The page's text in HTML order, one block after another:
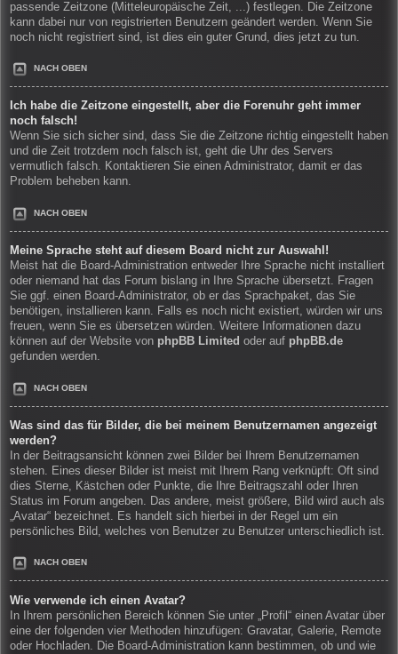
passende Zeitzone (Mitteleuropäische Zeit, ...) festlegen. Die Zeitzone
kann dabei nur von registrierten Benutzern geändert werden. Wenn Sie
noch nicht registriert sind, ist dies ein guter Grund, dies jetzt zu tun.
NACH OBEN
Ich habe die Zeitzone eingestellt, aber die Forenuhr geht immer
noch falsch!
Wenn Sie sich sicher sind, dass Sie die Zeitzone richtig eingestellt haben
und die Zeit trotzdem noch falsch ist, geht die Uhr des Servers
vermutlich falsch. Kontaktieren Sie einen Administrator, damit er das
Problem beheben kann.
NACH OBEN
Meine Sprache steht auf diesem Board nicht zur Auswahl!
Meist hat die Board-Administration entweder Ihre Sprache nicht installiert
oder niemand hat das Forum bislang in Ihre Sprache übersetzt. Fragen
Sie ggf. einen Board-Administrator, ob er das Sprachpaket, das Sie
benötigen, installieren kann. Falls es noch nicht existiert, würden wir uns
freuen, wenn Sie es übersetzen würden. Weitere Informationen dazu
können auf der Website von phpBB Limited oder auf phpBB.de
gefunden werden.
NACH OBEN
Was sind das für Bilder, die bei meinem Benutzernamen angezeigt
werden?
In der Beitragsansicht können zwei Bilder bei Ihrem Benutzernamen
stehen. Eines dieser Bilder ist meist mit Ihrem Rang verknüpft: Oft sind
dies Sterne, Kästchen oder Punkte, die Ihre Beitragszahl oder Ihren
Status im Forum angeben. Das andere, meist größere, Bild wird auch als
„Avatar“ bezeichnet. Es handelt sich hierbei in der Regel um ein
persönliches Bild, welches von Benutzer zu Benutzer unterschiedlich ist.
NACH OBEN
Wie verwende ich einen Avatar?
In Ihrem persönlichen Bereich können Sie unter „Profil“ einen Avatar über
eine der folgenden vier Methoden hinzufügen: Gravatar, Galerie, Remote
oder Hochladen. Die Board-Administration kann bestimmen, ob und wie